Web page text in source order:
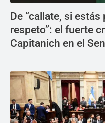
De “callate, si estás
respeto”: el fuerte
Capitanich en el